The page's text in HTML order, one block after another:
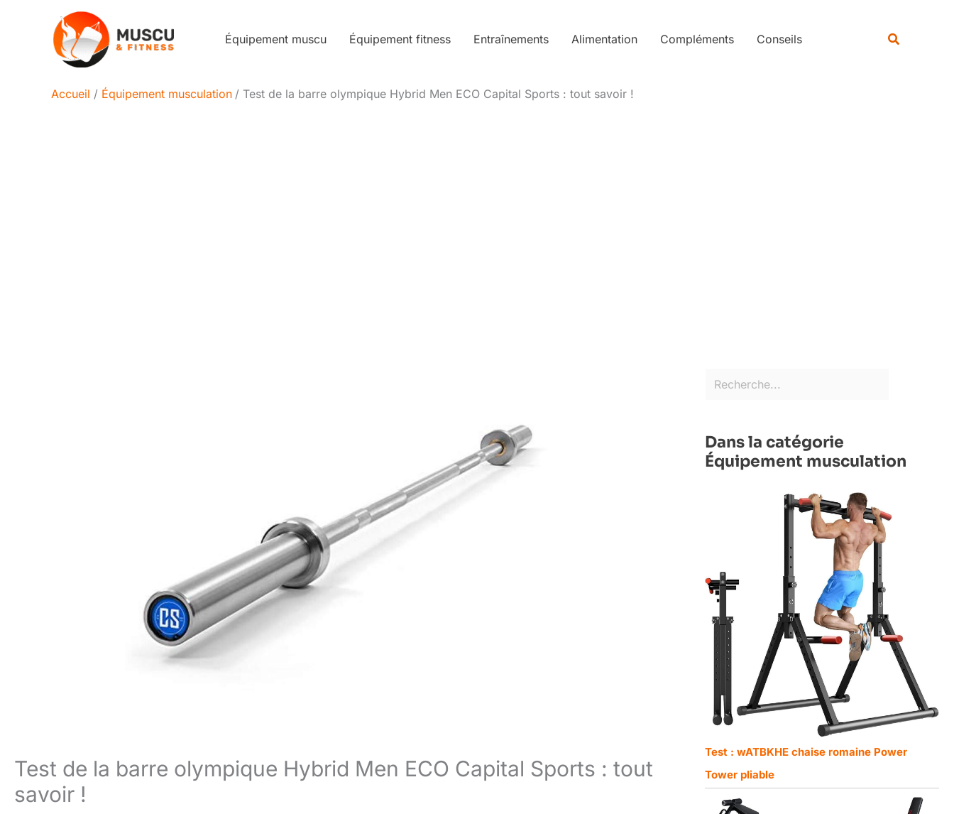
Équipement muscu Équipement fitness Entraînements Alimentation Compléments Conseils
Accueil Équipement musculation Test de la barre olympique Hybrid Men ECO Capital Sports : tout savoir !
Test de la barre olympique Hybrid Men ECO Capital Sports : tout
savoir !
Dans la catégorie
Équipement musculation
Test : wATBKHE chaise romaine Power
Tower pliable